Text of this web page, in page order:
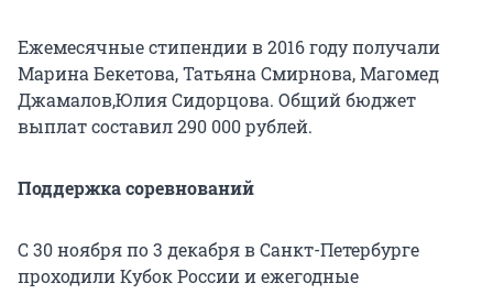
Ежемесячные стипендии в 2016 году получали
Марина Бекетова, Татьяна Смирнова, Магомед
Джамалов,Юлия Сидорцова. Общий бюджет
выплат составил 290 000 рублей.
Поддержка соревнований
С 30 ноября по 3 декабря в Санкт-Петербурге
проходили Кубок России и ежегодные